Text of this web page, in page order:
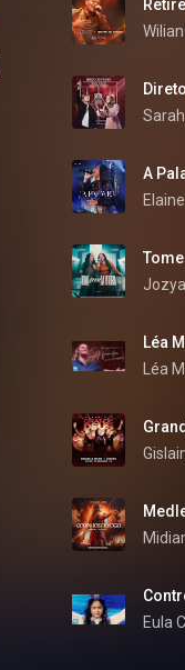
A
Léa
Eula